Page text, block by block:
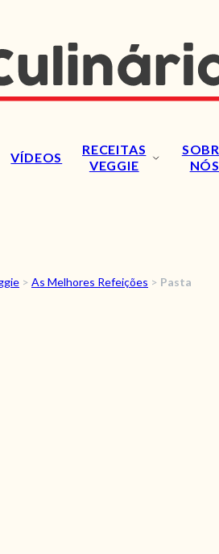
VÍDEOS
RECEITAS
VEGGIE
NÓS
RECEITAS
> As Melhores Refeições > Pasta